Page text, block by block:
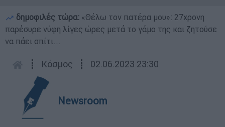
δημοφιλές τώρα: «Θέλω τον πατέρα μου»: 27χρονη
παρέσυρε νύφη λίγες ώρες μετά το γάμο της και ζητούσε
να πάει σπίτι...
┋ Κόσμος ┋ 02.06.2023 23:30
Newsroom